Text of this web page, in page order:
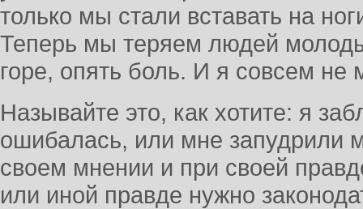
только мы стали вставать на
Теперь мы теряем людей
горе, опять боль. И я совсем не
Называйте это, как хотите: я
ошибалась, или мне запудрили
своем мнении и при своей
или иной правде нужно